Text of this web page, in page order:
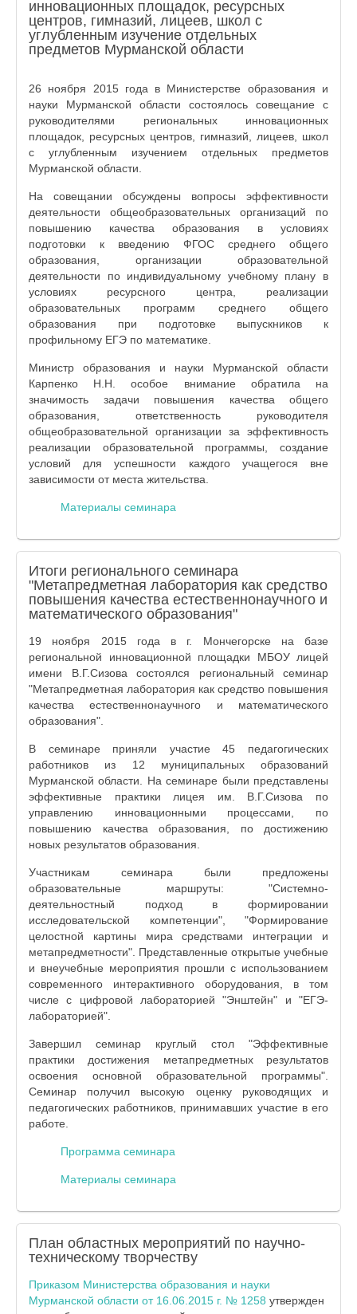
инновационных площадок, ресурсных
центров, гимназий, лицеев, школ с
углубленным изучение отдельных
предметов Мурманской области
26 ноября 2015 года в Министерстве образования и
науки Мурманской области состоялось совещание с
руководителями региональных инновационных
площадок, ресурсных центров, гимназий, лицеев, школ
с углубленным изучением отдельных предметов
Мурманской области.
На совещании обсуждены вопросы эффективности
деятельности общеобразовательных организаций по
повышению качества образования в условиях
подготовки к введению ФГОС среднего общего
образования, организации образовательной
деятельности по индивидуальному учебному плану в
условиях ресурсного центра, реализации
образовательных программ среднего общего
образования при подготовке выпускников к
профильному ЕГЭ по математике.
Министр образования и науки Мурманской области
Карпенко Н.Н. особое внимание обратила на
значимость задачи повышения качества общего
образования, ответственность руководителя
общеобразовательной организации за эффективность
реализации образовательной программы, создание
условий для успешности каждого учащегося вне
зависимости от места жительства.
Материалы семинара
Итоги регионального семинара
"Метапредметная лаборатория как средство
повышения качества естественнонаучного и
математического образования"
19 ноября 2015 года в г. Мончегорске на базе
региональной инновационной площадки МБОУ лицей
имени В.Г.Сизова состоялся региональный семинар
"Метапредметная лаборатория как средство повышения
качества естественнонаучного и математического
образования".
В семинаре приняли участие 45 педагогических
работников из 12 муниципальных образований
Мурманской области. На семинаре были представлены
эффективные практики лицея им. В.Г.Сизова по
управлению инновационными процессами, по
повышению качества образования, по достижению
новых результатов образования.
Участникам семинара были предложены
образовательные маршруты: "Системно-
деятельностный подход в формировании
исследовательской компетенции", "Формирование
целостной картины мира средствами интеграции и
метапредметности". Представленные открытые учебные
и внеучебные мероприятия прошли с использованием
современного интерактивного оборудования, в том
числе с цифровой лабораторией "Энштейн" и "ЕГЭ-
лабораторией".
Завершил семинар круглый стол "Эффективные
практики достижения метапредметных результатов
освоения основной образовательной программы".
Семинар получил высокую оценку руководящих и
педагогических работников, принимавших участие в его
работе.
Программа семинара
Материалы семинара
План областных мероприятий по научно-
техническому творчеству
Приказом Министерства образования и науки
Мурманской области от 16.06.2015 г. № 1258 утвержден